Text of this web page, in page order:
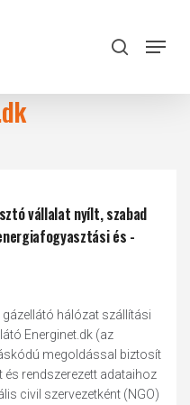
search
Menu
vállalat nyílt, szabad
és -
hálózat szállítási
Energinet.dk (az
megoldással biztosít
rendszerezett adataihoz
civil szervezetként (NGO)
Close